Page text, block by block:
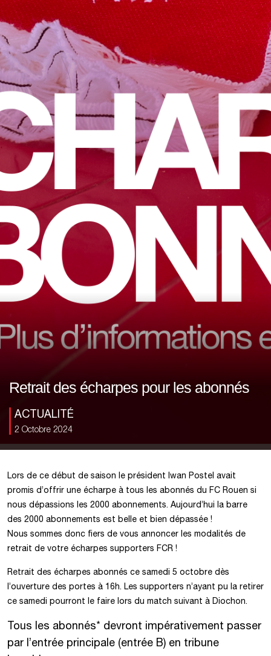
Retrait des écharpes pour les abonnés
ACTUALITÉ
2 Octobre 2024
Lors de ce début de saison le président Iwan Postel avait
promis d’offrir une écharpe à tous les abonnés du FC Rouen si
nous dépassions les 2000 abonnements. Aujourd’hui la barre
des 2000 abonnements est belle et bien dépassée !
Nous sommes donc fiers de vous annoncer les modalités de
retrait de votre écharpes supporters FCR !
Retrait des écharpes abonnés ce samedi 5 octobre dès
l’ouverture des portes à 16h. Les supporters n’ayant pu la retirer
ce samedi pourront le faire lors du match suivant à Diochon.
Tous les abonnés* devront impérativement passer
par l’entrée principale (entrée B) en tribune